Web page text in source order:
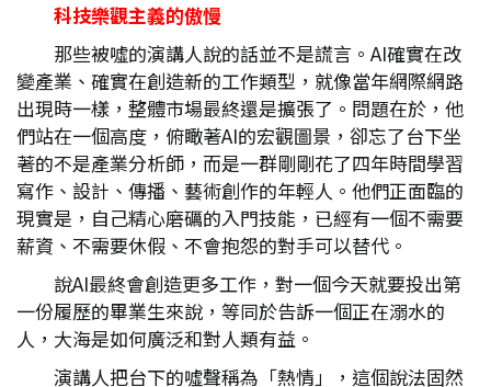
科技樂觀主義的傲慢
那些被噓的演講人說的話並不是謊言。AI確實在改
變產業、確實在創造新的工作類型，就像當年網際網路
出現時一樣，整體市場最終還是擴張了。問題在於，他
們站在一個高度，俯瞰著AI的宏觀圖景，卻忘了台下坐
著的不是產業分析師，而是一群剛剛花了四年時間學習
寫作、設計、傳播、藝術創作的年輕人。他們正面臨的
現實是，自己精心磨礪的入門技能，已經有一個不需要
薪資、不需要休假、不會抱怨的對手可以替代。
說AI最終會創造更多工作，對一個今天就要投出第
一份履歷的畢業生來說，等同於告訴一個正在溺水的
人，大海是如何廣泛和對人類有益。
演講人把台下的噓聲稱為「熱情」，這個說法固然